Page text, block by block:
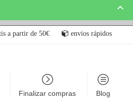
a partir de 50€ envios rápidos
Finalizar compras Blog